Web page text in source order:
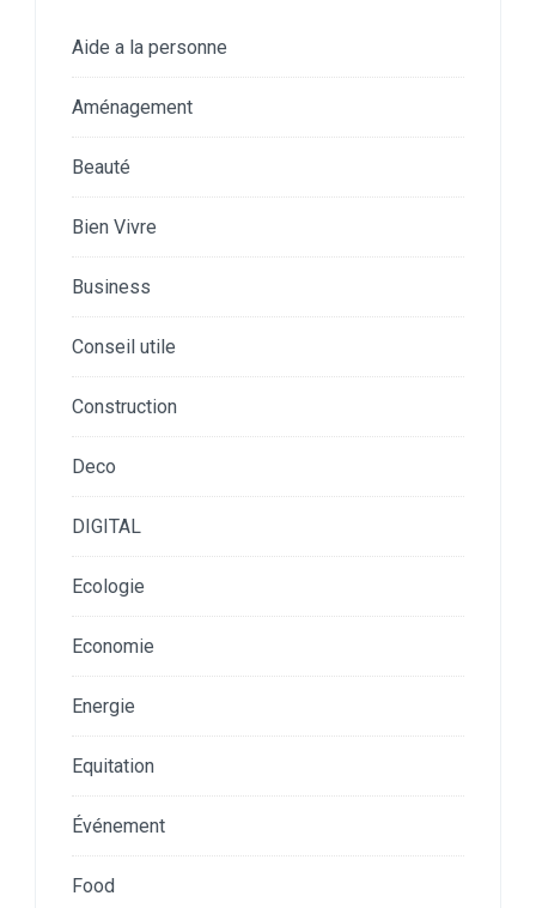
Aide a la personne
Aménagement
Beauté
Bien Vivre
Business
Conseil utile
Construction
Deco
DIGITAL
Ecologie
Economie
Energie
Equitation
Événement
Food